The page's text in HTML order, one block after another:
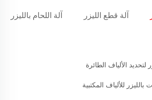
آلة قطع الليزر آلة اللحام بالليزر
الألياف الطائرة
للألياف المكتبية